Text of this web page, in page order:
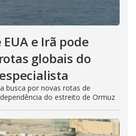
e Irã pode
globais do
busca por novas rotas de
do estreito de Ormuz